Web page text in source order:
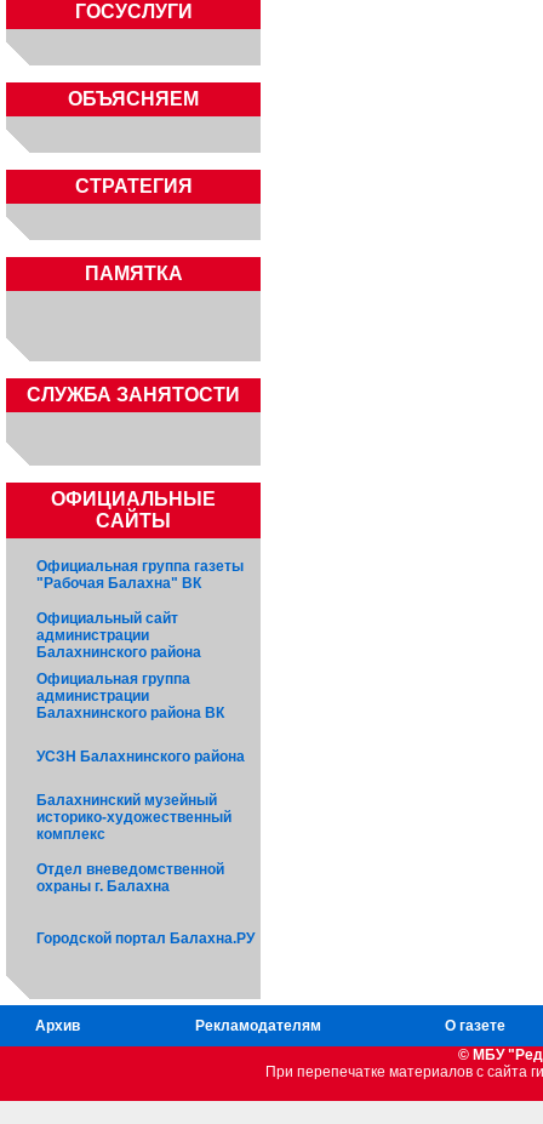
ГОСУСЛУГИ
ОБЪЯСНЯЕМ
СТРАТЕГИЯ
ПАМЯТКА
CЛУЖБА ЗАНЯТОСТИ
ОФИЦИАЛЬНЫЕ
САЙТЫ
Официальная группа газеты
"Рабочая Балахна" ВК
Официальный сайт
администрации
Балахнинского района
Официальная группа
администрации
Балахнинского района ВК
УСЗН Балахнинского района
Балахнинский музейный
историко-художественный
комплекс
Отдел вневедомственной
охраны г. Балахна
Городской портал Балахна.РУ
Архив Рекламодателям
О газете
© МБУ
При перепечатке материалов c сайта